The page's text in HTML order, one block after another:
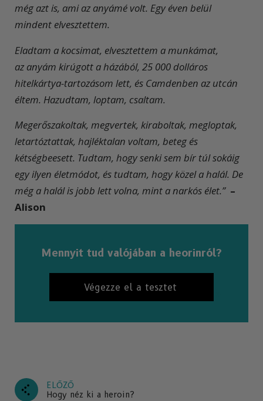
még azt is, ami az anyámé volt. Egy éven belül
mindent elvesztettem.
Eladtam a kocsimat, elvesztettem a munkámat,
az anyám kirúgott a házából, 25 000 dolláros
hitelkártya-tartozásom lett, és Camdenben az utcán
éltem. Hazudtam, loptam, csaltam.
Megerőszakoltak, megvertek, kiraboltak, megloptak,
letartóztattak, hajléktalan voltam, beteg és
kétségbeesett. Tudtam, hogy senki sem bír túl sokáig
egy ilyen életmódot, és tudtam, hogy közel a halál. De
még a halál is jobb lett volna, mint a narkós élet.” –
Alison
Mennyit tud valójában a heorinról?
Végezze el a tesztet
ELŐZŐ
Hogy néz ki a heroin?